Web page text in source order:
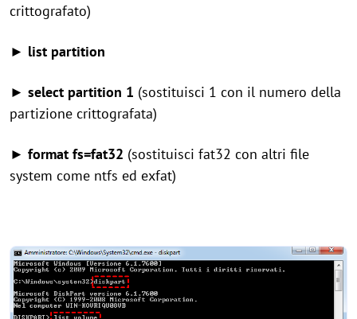
crittografato)
► list partition
► select partition 1 (sostituisci 1 con il numero della
partizione crittografata)
► format fs=fat32 (sostituisci fat32 con altri file
system come ntfs ed exfat)